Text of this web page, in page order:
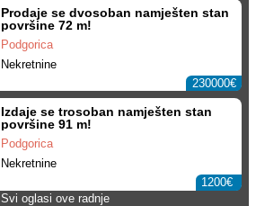
Prodaje se dvosoban namješten stan
površine 72 m!
Podgorica
Nekretnine
230000€
Izdaje se trosoban namješten stan
površine 91 m!
Podgorica
Nekretnine
1200€
Svi oglasi ove radnje